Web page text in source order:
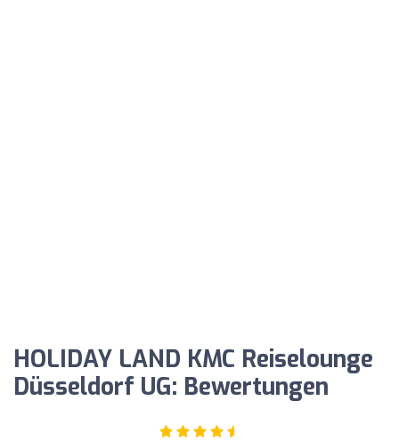
HOLIDAY LAND KMC Reiselounge
Düsseldorf UG: Bewertungen